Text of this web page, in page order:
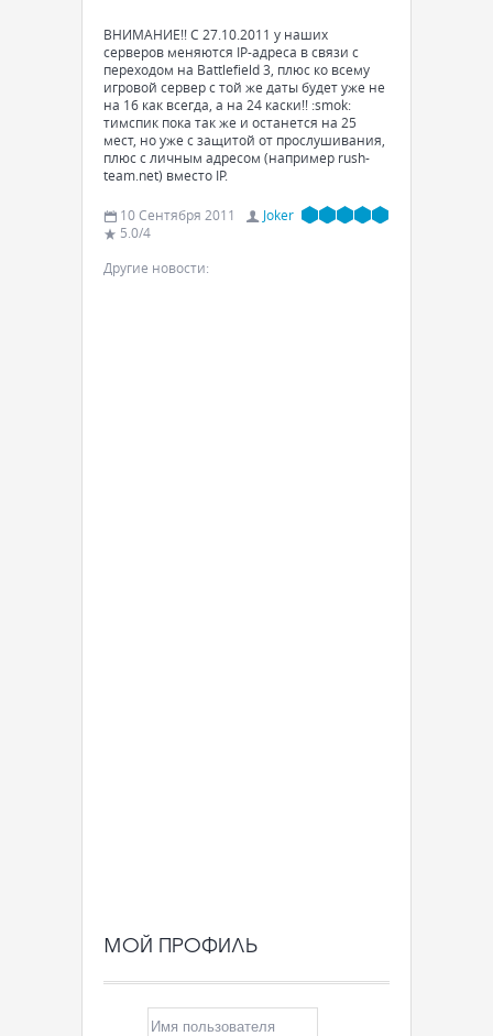
ВНИМАНИЕ!! С 27.10.2011 у наших
серверов меняются IP-адреса в связи с
переходом на Battlefield 3, плюс ко всему
игровой сервер с той же даты будет уже не
на 16 как всегда, а на 24 каски!! :smok:
тимспик пока так же и останется на 25
мест, но уже с защитой от прослушивания,
плюс с личным адресом (например rush-
team.net) вместо IP.
10 Сентября 2011
Joker
5.0/4
Другие новости:
МОЙ ПРОФИЛЬ